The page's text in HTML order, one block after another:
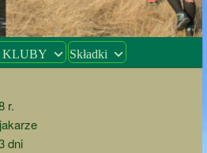
KLUBY Składki
r.
dni